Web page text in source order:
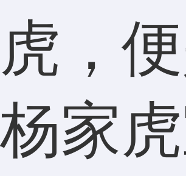
虎，
杨家